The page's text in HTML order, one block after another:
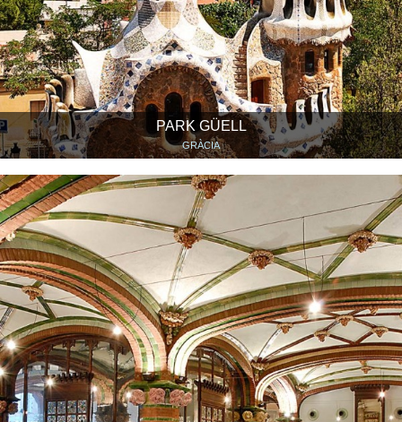
PARK GÜELL
GRÀCIA